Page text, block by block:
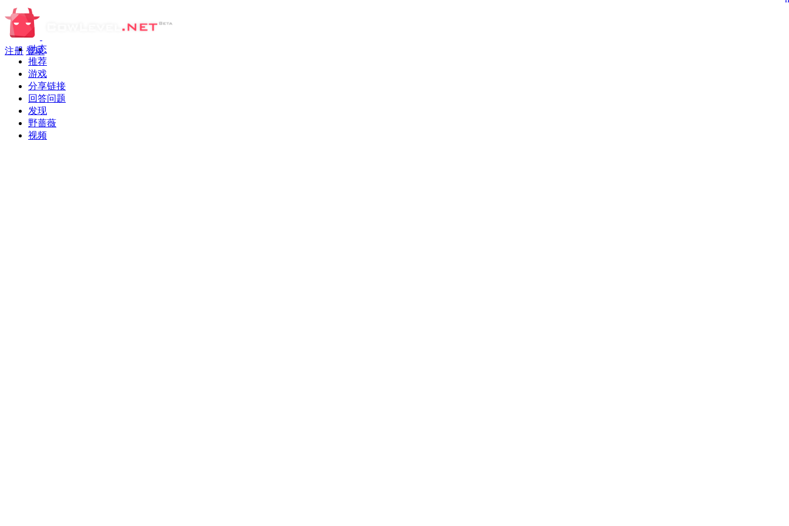
注册 登录
动态
推荐
游戏
分享链接
回答问题
发现
野蔷薇
视频